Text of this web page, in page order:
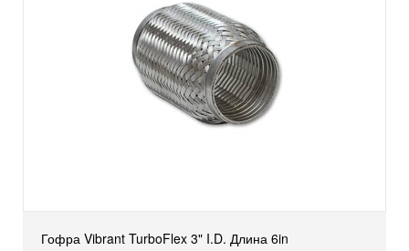
Гофра Vibrant TurboFlex 3" I.D. Длина 6in